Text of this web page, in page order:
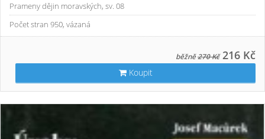
Prameny dějin moravských, sv. 08
Počet stran 950, vázaná
běžně270 Kč 216 Kč
Koupit